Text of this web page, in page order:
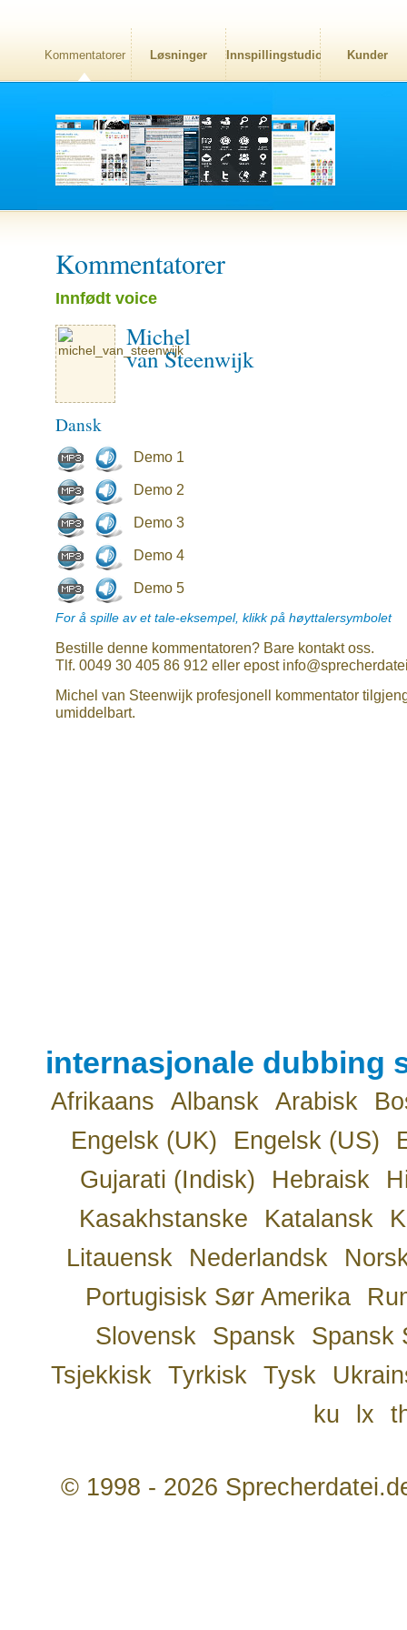
Kommentatorer Løsninger Innspillingstudio Kunder
Kommentatorer
Innfødt voice
Michel
van Steenwijk
Dansk
Demo 1
Demo 2
Demo 3
Demo 4
Demo 5
For å spille av et tale-eksempel, klikk på høyttalersymbolet
Bestille denne kommentatoren? Bare kontakt oss.
Tlf. 0049 30 405 86 912 eller epost
Michel van Steenwijk profesjonell kommentator
umiddelbart.
internasjonale dubbing
Afrikaans Albansk Arabisk
Engelsk (UK)
Engelsk (US)
Gujarati (Indisk)
Hebraisk
Kasakhstanske
Katalansk
Litauensk
Nederlandsk
Portugisisk Sør Amerika
Slovensk
Spansk
Spansk
Tsjekkisk
Tyrkisk Tysk
ku
lx
© 1998 - 2026